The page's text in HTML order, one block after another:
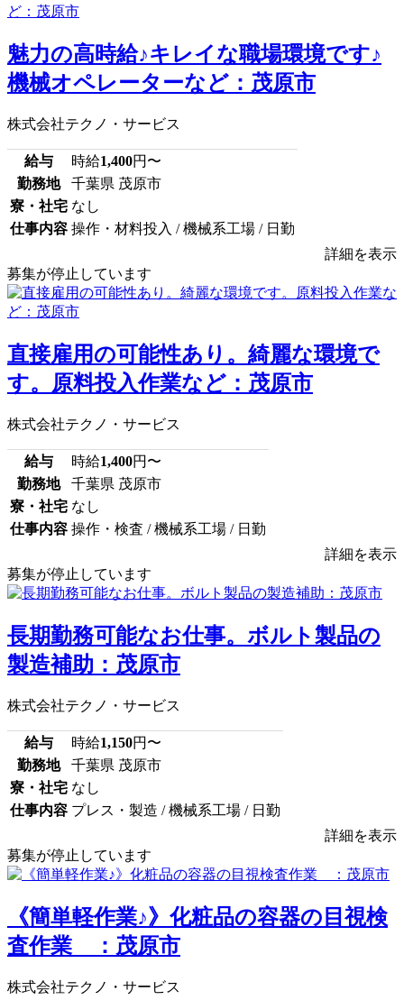
魅力の高時給♪キレイな職場環境です♪
機械オペレーターなど：茂原市
株式会社テクノ・サービス
給与 時給1,400円〜
勤務地
千葉県 茂原市
寮・社宅 なし
仕事内容 操作・材料投入 / 機械系工場 / 日勤
詳細を表示
募集が停止しています
直接雇用の可能性あり。綺麗な環境で
す。原料投入作業など：茂原市
株式会社テクノ・サービス
給与 時給1,400円〜
勤務地
千葉県 茂原市
寮・社宅 なし
仕事内容 操作・検査 / 機械系工場 / 日勤
詳細を表示
募集が停止しています
長期勤務可能なお仕事。ボルト製品の
製造補助：茂原市
株式会社テクノ・サービス
給与 時給1,150円〜
勤務地
千葉県 茂原市
寮・社宅 なし
仕事内容 プレス・製造 / 機械系工場 / 日勤
詳細を表示
募集が停止しています
《簡単軽作業♪》化粧品の容器の目視検
査作業 ：茂原市
株式会社テクノ・サービス